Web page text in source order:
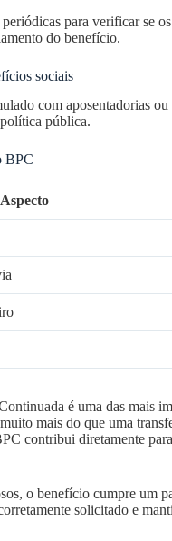
para verificar se
do benefício.
sociais
com aposentadorias
pública.
BPC
Aspecto
é uma das mais
mais do que uma
contribui diretamente
o benefício cumpre um
solicitado e